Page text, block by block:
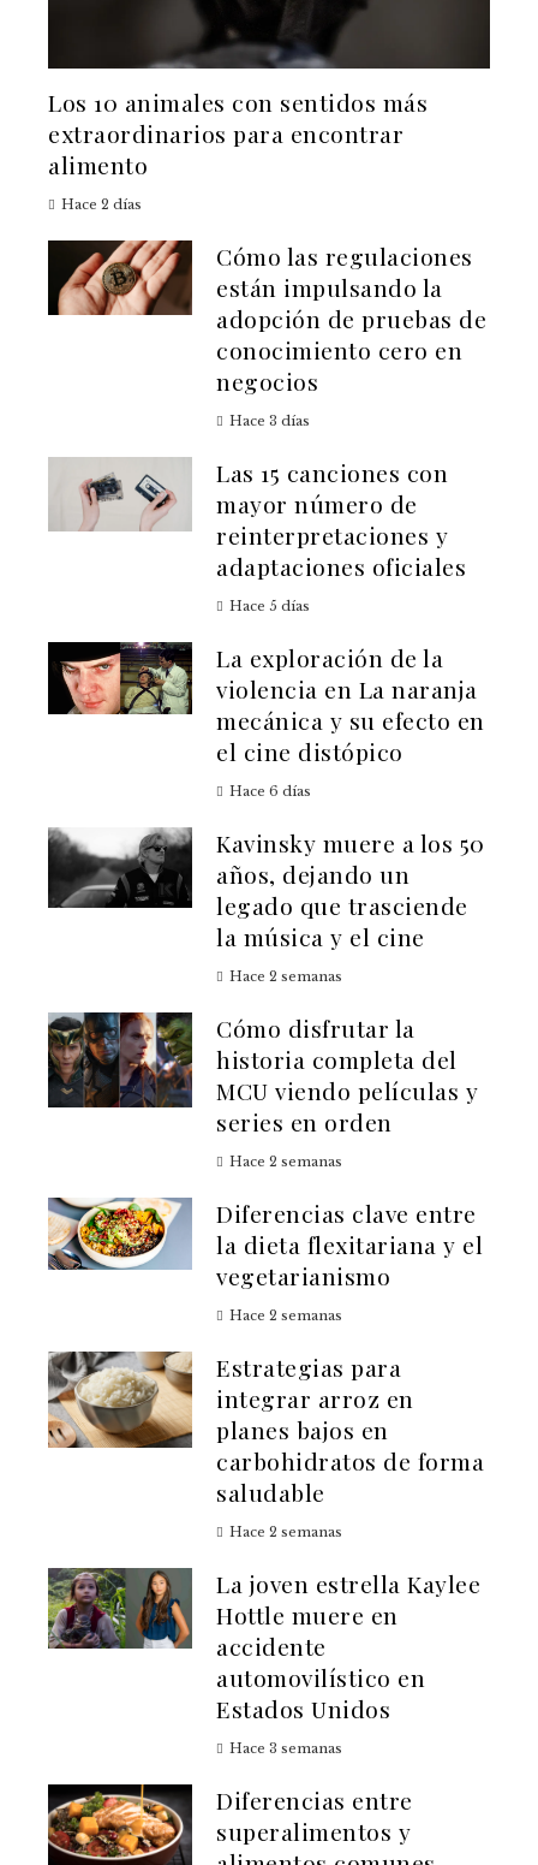
Los 10 animales con sentidos más
extraordinarios para encontrar
alimento
Hace 2 días
Cómo las regulaciones
están impulsando la
adopción de pruebas de
conocimiento cero en
negocios
Hace 3 días
Las 15 canciones con
mayor número de
reinterpretaciones y
adaptaciones oficiales
Hace 5 días
La exploración de la
violencia en La naranja
mecánica y su efecto en
el cine distópico
Hace 6 días
Kavinsky muere a los 50
años, dejando un
legado que trasciende
la música y el cine
Hace 2 semanas
Cómo disfrutar la
historia completa del
MCU viendo películas y
series en orden
Hace 2 semanas
Diferencias clave entre
la dieta flexitariana y el
vegetarianismo
Hace 2 semanas
Estrategias para
integrar arroz en
planes bajos en
carbohidratos de forma
saludable
Hace 2 semanas
La joven estrella Kaylee
Hottle muere en
accidente
automovilístico en
Estados Unidos
Hace 3 semanas
Diferencias entre
superalimentos y